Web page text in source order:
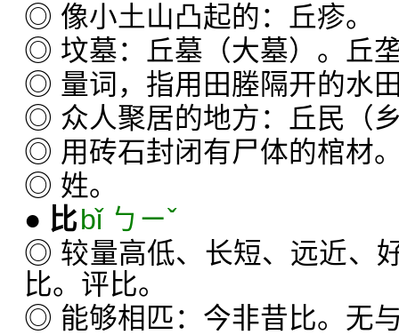
◎ 像小土山凸起的：丘疹。
◎ 坟墓：丘墓（大墓）。丘
◎ 量词，指用田塍隔开的水
◎ 众人聚居的地方：丘民（
◎ 用砖石封闭有尸体的棺材
◎ 姓。
● 比bǐ ㄅㄧˇ
◎ 较量高低、长短、远近、
比。评比。
◎ 能够相匹：今非昔比。无